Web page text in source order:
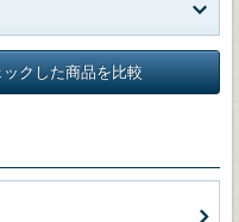
ックした商品を比較